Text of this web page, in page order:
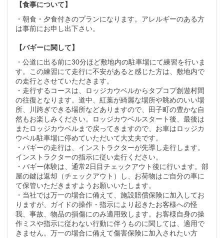
【食事について】
・朝食・夕食付きのプランになります。アレルギーのある方
は事前にお申し出下さい。
【バギーに関して】
・公道に出る前に30分ほど敷地内の駐車場にて練習を行いま
す。この練習にて走行に不安があると感じた方は、敷地内で
の走行とさせていただきます。
・走行するコースは、ロッジカウベルからタプコプ創遊村間
の往復となります。道中、紅葉が綺麗な場所や眺めのいい場
所、川跨ぎできる場所などありますので、田子町の豊かな自
然もお楽しみください。ロッジカウベルスタート後、最後は
またロッジカウベルまで戻ってきますので、お車はロッジカ
ウベル駐車場に停めていただいて大丈夫です。
・バギーの走行は、インストラクターが先導し走行します。
インストラクターの指示に従い走行ください。
・バギー体験は、通常2日目チェックアウト後に行います。部
屋の鍵は返却（チェックアウト）し、お荷物はご自分の車に
て保管いただきますようお願いいたします。
・当社では万一の場合に備えて、施設賠償保険に加入してお
りますが、ガイドの操作・指示により起きたお客様への怪
我、事故、物品の損傷にのみ適用致します。お客様自身の操
作ミスや指示に従わない行動に伴うものに関しては、適用で
きません。万一の場合に備えて傷害保険に加入されたい方